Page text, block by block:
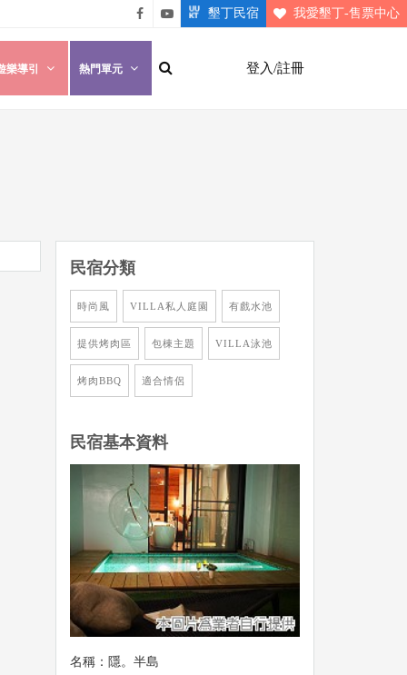
悠遊
墾丁
粉絲
墾丁
墾丁民宿 我愛墾丁-售票中心
登入/註冊
樂導引 熱門單元
民宿分類
時尚風 VILLA私人庭園 有戲水池
提供烤肉區 包棟主題 VILLA泳池
烤肉BBQ 適合情侶
民宿基本資料
名稱：隱。半島